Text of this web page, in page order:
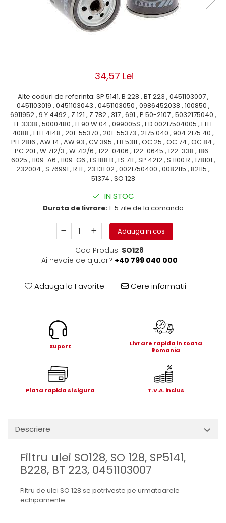
POMPE HIDRAULICE
Bolturi, role si bucse
Role, bolturi si bucse
Burdufe si cilindri hidraulici
DHOLLANDIA
Electrice
Hidraulice
Mecanice
Pompe si motoare electrice
Motoare electrice si pompe
hidraulice
Role, bucse si bolturi
Bolturi, role si bucse
Cilindri si burdufe
Electrice
Mecanica
Electropompa si motoare
Burdufuri si cilindri hidraulici
Role, bucsi si bolturi
Presuri camion
Stergatoare parbriz camion
Perdele camion
Cupla aer / Racord aer
34,57 Lei
Alte coduri de referinta: SP 5141, B 228 , BT 223 , 0451103007 ,
0451103019 , 0451103043 , 0451103050 , 0986452038 , 100850 ,
6911952 , 9 Y 4492 , Z 121 , Z 782 , 317 , 691 , P 50-2107 , 5032175040 ,
LF 3338 , 5000480 , H 90 W 04 , 099005S , ED 00217504005 , ELH
4088 , ELH 4148 , 201-55370 , 201-55373 , 2175.040 , 904.2175.40 ,
PH 2816 , AW 14 , AW 93 , CV 395 , FB 5311 , OC 25 , OC 74 , OC 84 ,
PC 201 , W 712/3 , W 712/6 , 122-0406 , 122-0645 , 122-338 , 186-
6025 , 1109-A6 , 1109-G6 , LS 188 B , LS 711 , SP 4212 , S 1100 R , 178101 ,
232004 , S.76991 , R 11 , 23.131.02 , 0021750400 , 0082115 , 82115 ,
51374 , SO 128
IN STOC
Durata de livrare:1-5 zile de la comanda
Adauga in cos
Cod Produs: SO128
Ai nevoie de ajutor? +40 799 040 000
Adauga la Favorite Cere informatii
Suport
Livrare rapida in toata
Romania
Plata rapida si sigura T.V.A. inclus
Descriere
Filtru ulei SO128, SO 128, SP5141,
B228, BT 223, 0451103007
Filtru de ulei SO 128 se potriveste pe urmatoarele
echipamente: